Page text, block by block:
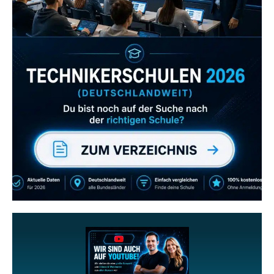
Zum Verzeichnis
Abonniere uns auch
gerne
wenn dir unsere Videos gefallen!
ZUM YOUTUBE KANAL